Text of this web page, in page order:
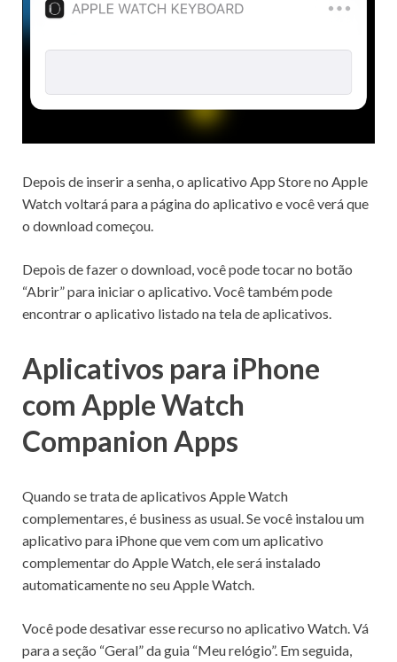
Depois de inserir a senha, o aplicativo App Store no Apple
Watch voltará para a página do aplicativo e você verá que
o download começou.
Depois de fazer o download, você pode tocar no botão
“Abrir” para iniciar o aplicativo.Você também pode
encontrar o aplicativo listado na tela de aplicativos.
Aplicativos para iPhone
com Apple Watch
Companion Apps
Quando se trata de aplicativos Apple Watch
complementares, é business as usual.Se você instalou um
aplicativo para iPhone que vem com um aplicativo
complementar do Apple Watch, ele será instalado
automaticamente no seu Apple Watch.
Você pode desativar esse recurso no aplicativo Watch.Vá
para a seção “Geral” da guia “Meu relógio”. Em seguida,